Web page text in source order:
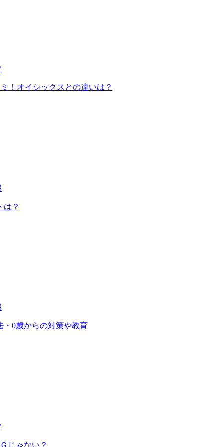
！オイシックスとの違いは？
は？
・0歳からの対策や教育
じゃない？